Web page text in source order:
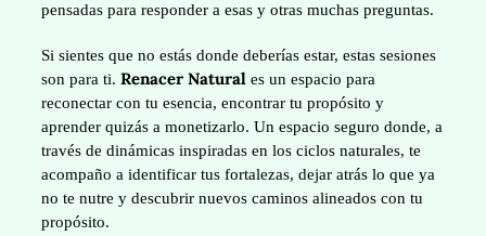
pensadas para responder a esas y otras muchas preguntas.
Si sientes que no estás donde deberías estar, estas sesiones
son para ti. Renacer Natural es un espacio para
reconectar con tu esencia, encontrar tu propósito y
aprender quizás a monetizarlo. Un espacio seguro donde, a
través de dinámicas inspiradas en los ciclos naturales, te
acompaño a identificar tus fortalezas, dejar atrás lo que ya
no te nutre y descubrir nuevos caminos alineados con tu
propósito.